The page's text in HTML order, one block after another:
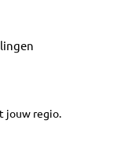
jouw regio.